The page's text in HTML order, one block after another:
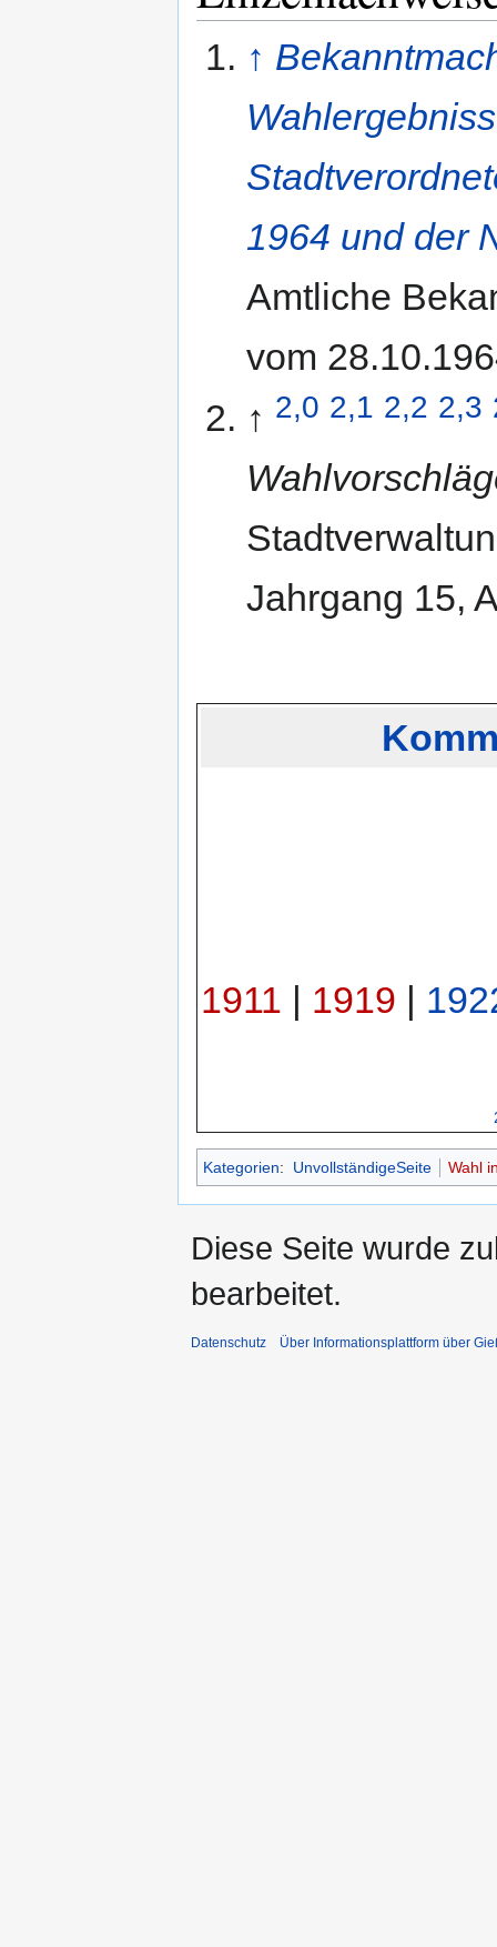
↑
1964 und der
Amtliche
vom
↑ 2,0 2,1 2,2 2,3
Jahrgang 15,
1911 | 1919 |
Kategorien: UnvollständigeSeite Wahl
Diese Seite wurde
bearbeitet.
Datenschutz Über Informationsplattform über